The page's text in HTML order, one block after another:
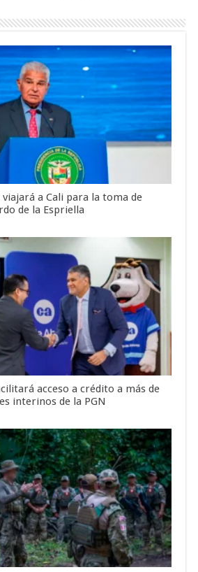
a Cali para la toma de
de la Espriella
acceso a crédito a más de
interinos de la PGN